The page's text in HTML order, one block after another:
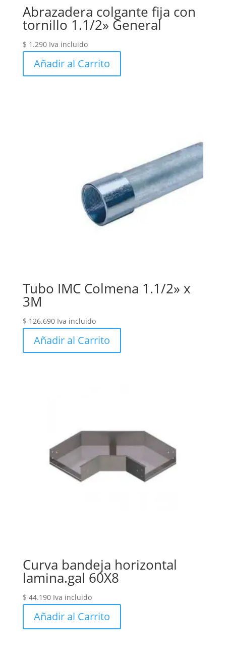
Abrazadera colgante fija con
tornillo 1.1/2» General
$ 1.290 Iva incluido
Añadir al Carrito
Tubo IMC Colmena 1.1/2» x
3M
$ 126.690 Iva incluido
Añadir al Carrito
Curva bandeja horizontal
lamina.gal 60X8
$ 44.190 Iva incluido
Añadir al Carrito